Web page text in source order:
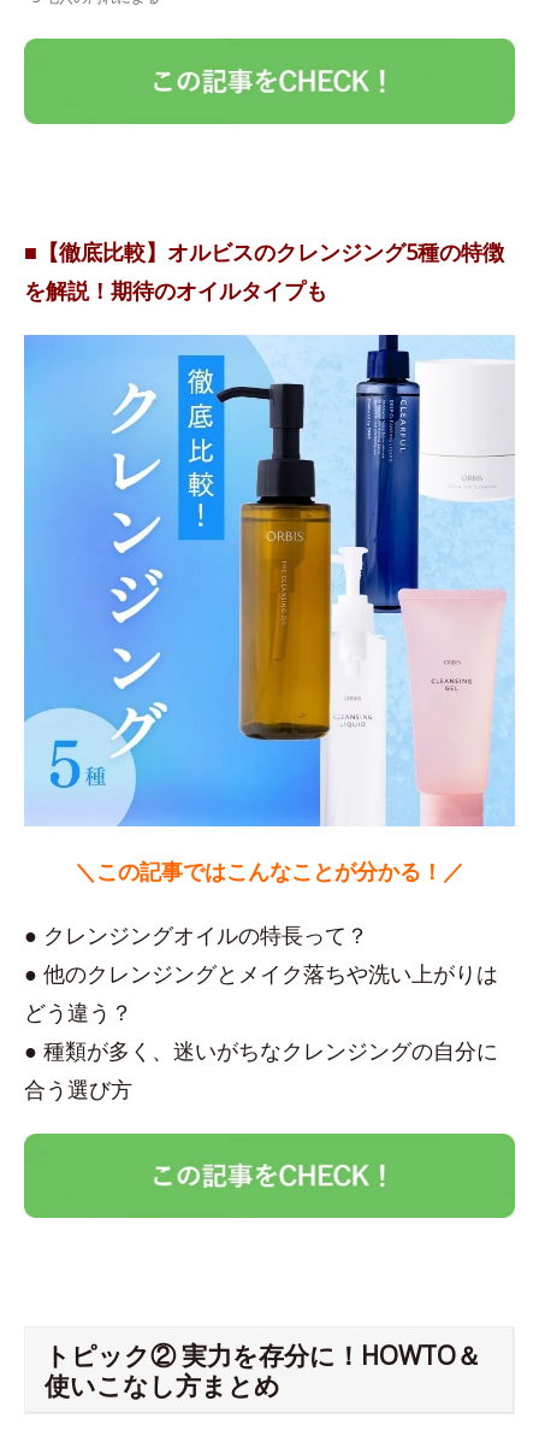
■【徹底比較】オルビスのクレンジング5種の特徴
を解説！期待のオイルタイプも
＼この記事ではこんなことが分かる！／
● クレンジングオイルの特長って？
● 他のクレンジングとメイク落ちや洗い上がりは
どう違う？
● 種類が多く、迷いがちなクレンジングの自分に
合う選び方
トピック② 実力を存分に！HOWTO＆
使いこなし方まとめ